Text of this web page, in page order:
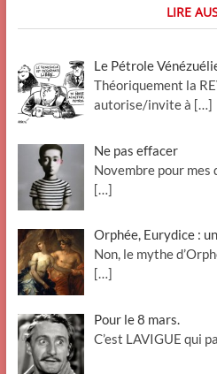
LIRE
Le Pétrole
Théoriquement la
autorise/invite à […]
Ne pas effacer
Novembre pour mes
[…]
Orphée, Eurydice :
Non, le mythe
[…]
Pour le 8 mars.
C’est LAVIGUE qui